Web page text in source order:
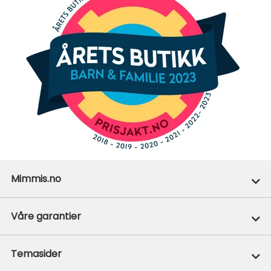
Mimmis.no
Ofte stilte spørsmål
Vår miljøpolicy
Våre garantier
Prisgaranti
Temasider